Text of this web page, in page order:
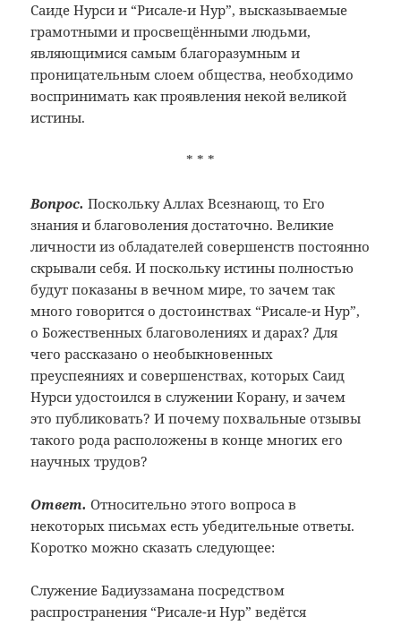
Саиде Нурси и “Рисале-и Нур”, высказываемые
грамотными и просвещёнными людьми,
являющимися самым благоразумным и
проницательным слоем общества, необходимо
воспринимать как проявления некой великой
истины.
* * *
Вопрос. Поскольку Аллах Всезнающ, то Его
знания и благоволения достаточно. Великие
личности из обладателей совершенств постоянно
скрывали себя. И поскольку истины полностью
будут показаны в вечном мире, то зачем так
много говорится о достоинствах “Рисале-и Нур”,
о Божественных благоволениях и дарах? Для
чего рассказано о необыкновенных
преуспеяниях и совершенствах, которых Саид
Нурси удостоился в служении Корану, и зачем
это публиковать? И почему похвальные отзывы
такого рода расположены в конце многих его
научных трудов?
Ответ. Относительно этого вопроса в
некоторых письмах есть убедительные ответы.
Коротко можно сказать следующее:
Служение Бадиуззамана посредством
распространения “Рисале-и Нур” ведётся